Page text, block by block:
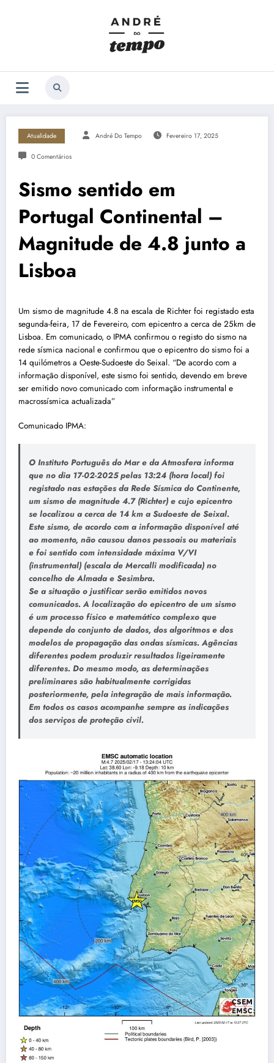
Atualidade André Do Tempo Fevereiro 17, 2025
0 Comentários
Sismo sentido em
Portugal Continental –
Magnitude de 4.8 junto a
Lisboa
Um sismo de magnitude 4.8 na escala de Richter foi registado esta
segunda-feira, 17 de Fevereiro, com epicentro a cerca de 25km de
Lisboa. Em comunicado, o IPMA confirmou o registo do sismo na
rede sísmica nacional e confirmou que o epicentro do sismo foi a
14 quilómetros a Oeste-Sudoeste do Seixal. “De acordo com a
informação disponível, este sismo foi sentido, devendo em breve
ser emitido novo comunicado com informação instrumental e
macrossísmica actualizada”
Comunicado IPMA:
O Instituto Português do Mar e da Atmosfera informa
que no dia 17-02-2025 pelas 13:24 (hora local) foi
registado nas estações da Rede Sísmica do Continente,
um sismo de magnitude 4.7 (Richter) e cujo epicentro
se localizou a cerca de 14 km a Sudoeste de Seixal.
Este sismo, de acordo com a informação disponível até
ao momento, não causou danos pessoais ou materiais
e foi sentido com intensidade máxima V/VI
(instrumental) (escala de Mercalli modificada) no
concelho de Almada e Sesimbra.
Se a situação o justificar serão emitidos novos
comunicados. A localização do epicentro de um sismo
é um processo físico e matemático complexo que
depende do conjunto de dados, dos algoritmos e dos
modelos de propagação das ondas sísmicas. Agências
diferentes podem produzir resultados ligeiramente
diferentes. Do mesmo modo, as determinações
preliminares são habitualmente corrigidas
posteriormente, pela integração de mais informação.
Em todos os casos acompanhe sempre as indicações
dos serviços de proteção civil.